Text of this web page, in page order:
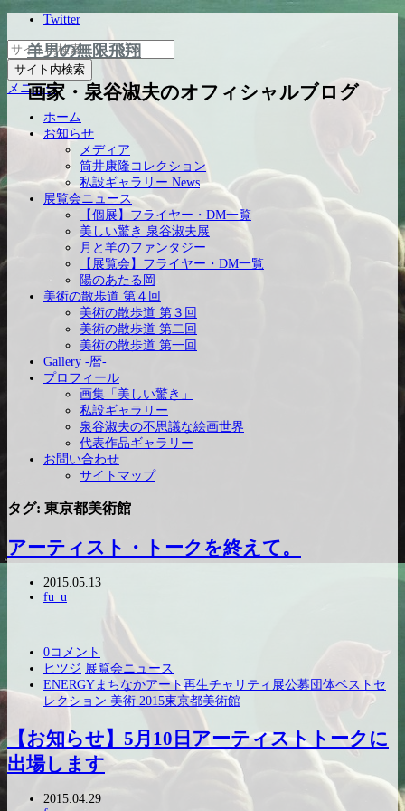
羊男の無限飛翔
画家・泉谷淑夫のオフィシャルブログ
Twitter
メニュー
ホーム
お知らせ
メディア
筒井康隆コレクション
私設ギャラリー News
展覧会ニュース
【個展】フライヤー・DM一覧
美しい驚き 泉谷淑夫展
月と羊のファンタジー
【展覧会】フライヤー・DM一覧
陽のあたる岡
美術の散歩道 第４回
美術の散歩道 第３回
美術の散歩道 第二回
美術の散歩道 第一回
Gallery -暦-
プロフィール
画集「美しい驚き」
私設ギャラリー
泉谷淑夫の不思議な絵画世界
代表作品ギャラリー
お問い合わせ
サイトマップ
タグ: 東京都美術館
アーティスト・トークを終えて。
2015.05.13
fu_u
0コメント
ヒツジ 展覧会ニュース
ENERGYまちなかアート再生チャリティ展公募団体ベストセ
レクション 美術 2015東京都美術館
【お知らせ】5月10日アーティストトークに
出場します
2015.04.29